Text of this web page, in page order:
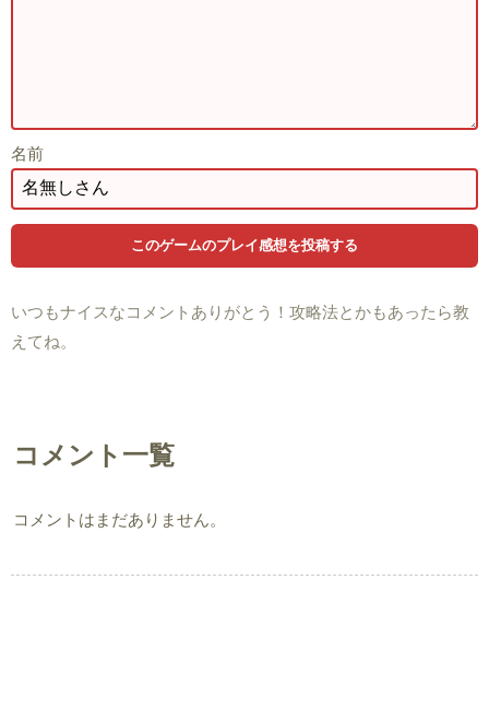
名前
いつもナイスなコメントありがとう！攻略法とかもあったら教
えてね。
コメント一覧
コメントはまだありません。